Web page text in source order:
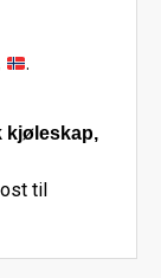
.
kjøleskap,
til